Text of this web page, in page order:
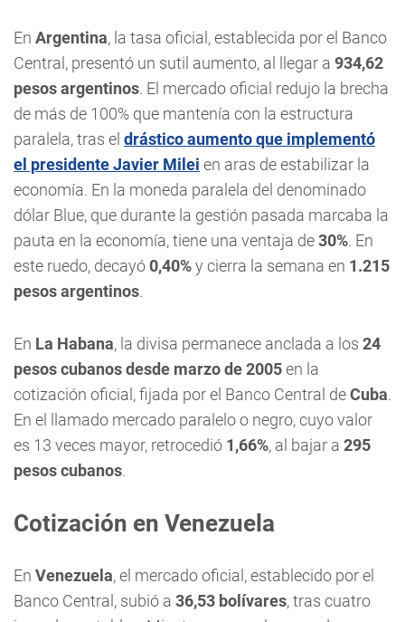
En Argentina, la tasa oficial, establecida por el Banco
Central, presentó un sutil aumento, al llegar a 934,62
pesos argentinos. El mercado oficial redujo la brecha
de más de 100% que mantenía con la estructura
paralela, tras el drástico aumento que implementó
el presidente Javier Milei en aras de estabilizar la
economía. En la moneda paralela del denominado
dólar Blue, que durante la gestión pasada marcaba la
pauta en la economía, tiene una ventaja de30%. En
este ruedo, decayó0,40%y cierra la semana en 1.215
pesos argentinos.
En La Habana, la divisa permanece anclada a los 24
pesos cubanos desde marzo de 2005en la
cotización oficial, fijada por el Banco Central deCuba.
En el llamado mercado paralelo o negro, cuyo valor
es 13 veces mayor, retrocedió 1,66%, al bajar a 295
pesos cubanos.
Cotización en Venezuela
En Venezuela, el mercado oficial, establecido por el
Banco Central, subió a 36,53 bolívares, tras cuatro